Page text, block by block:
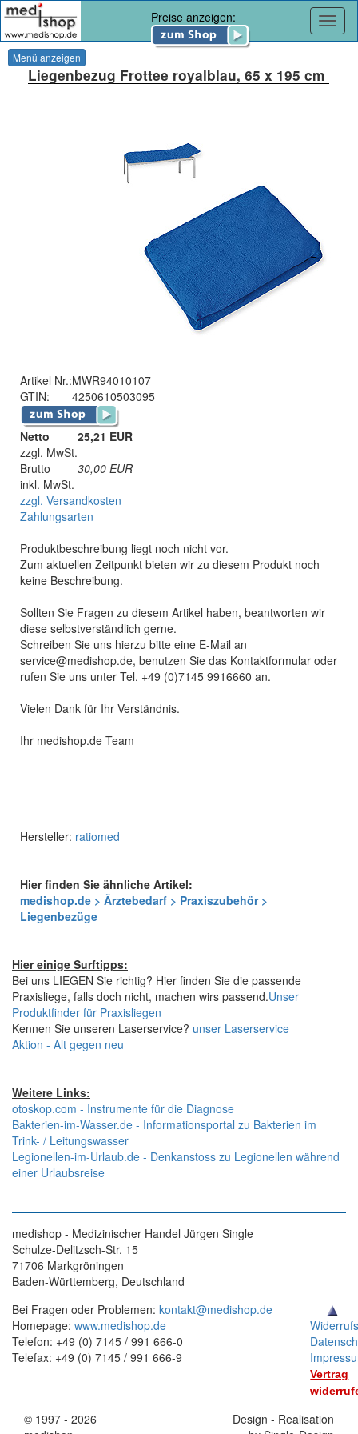
Preise anzeigen:
Menü anzeigen
Liegenbezug Frottee royalblau, 65 x 195 cm
Artikel Nr.:MWR94010107
GTIN:
4250610503095
Netto
25,21 EUR
zzgl. MwSt.
Brutto
30,00 EUR
inkl. MwSt.
zzgl. Versandkosten
Zahlungsarten
Produktbeschreibung liegt noch nicht vor.
Zum aktuellen Zeitpunkt bieten wir zu diesem Produkt noch
keine Beschreibung.
Sollten Sie Fragen zu diesem Artikel haben, beantworten wir
diese selbstverständlich gerne.
Schreiben Sie uns hierzu bitte eine E-Mail an
service@medishop.de, benutzen Sie das Kontaktformular oder
rufen Sie uns unter Tel. +49 (0)7145 9916660 an.
Vielen Dank für Ihr Verständnis.
Ihr medishop.de Team
Hersteller: ratiomed
Hier finden Sie ähnliche Artikel:
medishop.de > Ärztebedarf > Praxiszubehör >
Liegenbezüge
Hier einige Surftipps:
Bei uns LIEGEN Sie richtig? Hier finden Sie die passende
Praxisliege, falls doch nicht, machen wirs passend.Unser
Produktfinder für Praxisliegen
Kennen Sie unseren Laserservice? unser Laserservice
Aktion - Alt gegen neu
Weitere Links:
otoskop.com - Instrumente für die Diagnose
Bakterien-im-Wasser.de - Informationsportal zu Bakterien im
Trink- / Leitungswasser
Legionellen-im-Urlaub.de - Denkanstoss zu Legionellen während
einer Urlaubsreise
medishop - Medizinischer Handel Jürgen Single
Schulze-Delitzsch-Str. 15
71706 Markgröningen
Baden-Württemberg, Deutschland
Bei Fragen oder Problemen: kontakt@medishop.de
Homepage: www.medishop.de
Telefon: +49 (0) 7145 / 991 666-0
Telefax: +49 (0) 7145 / 991 666-9
Vertrag
© 1997 - 2026
Design - Realisation